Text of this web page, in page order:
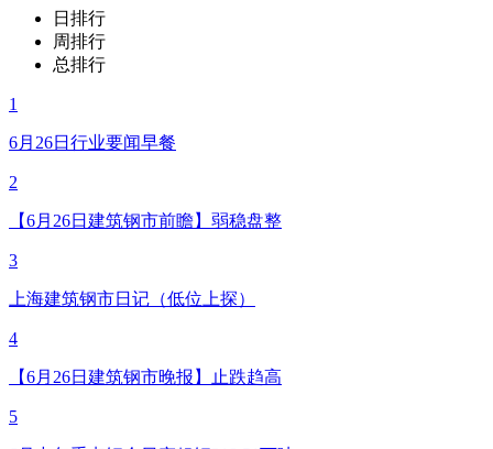
日排行
周排行
总排行
1
6月26日行业要闻早餐
2
【6月26日建筑钢市前瞻】弱稳盘整
3
上海建筑钢市日记（低位上探）
4
【6月26日建筑钢市晚报】止跌趋高
5